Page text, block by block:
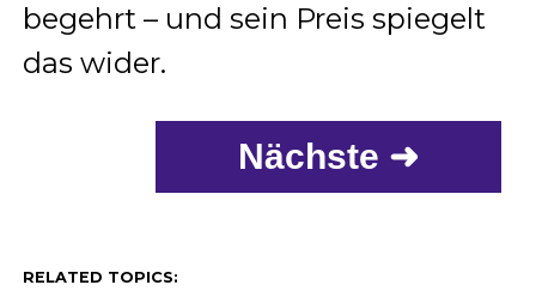
begehrt – und sein Preis spiegelt
das wider.
Nächste ➜
RELATED TOPICS: